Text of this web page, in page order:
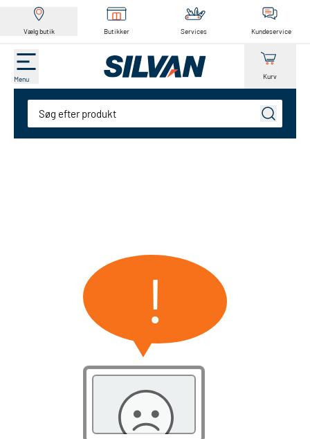
Vælg butik Butikker Services Kundeservice
Menu Kurv
Søg
!